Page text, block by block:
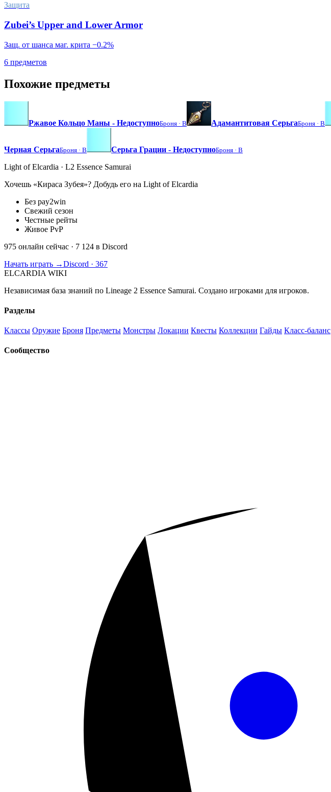
Защита
Zubei’s Upper and Lower Armor
Защ. от шанса маг. крита −0.2%
6 предметов
Похожие предметы
Ржавое Кольцо Маны - НедоступноБроня · B Адамантитовая СерьгаБроня · B
Черная СерьгаБроня · B Серьга Грации - НедоступноБроня · B
Light of Elcardia · L2 Essence Samurai
Хочешь «Кираса Зубея»? Добудь его на Light of Elcardia
Без pay2win
Свежий сезон
Честные рейты
Живое PvP
975 онлайн сейчас · 7 124 в Discord
Начать играть →Discord · 367
ELCARDIA WIKI
Независимая база знаний по Lineage 2 Essence Samurai. Создано игроками для игроков.
Разделы
Классы Оружие Броня Предметы Монстры Локации Квесты Коллекции Гайды Класс-баланс
Сообщество